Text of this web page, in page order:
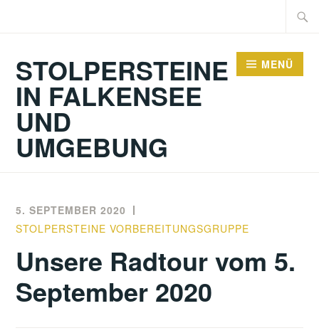
Suche
STOLPERSTEINE
IN FALKENSEE
UND
UMGEBUNG
MENÜ
5. SEPTEMBER 2020
STOLPERSTEINE VORBEREITUNGSGRUPPE
Unsere Radtour vom 5.
September 2020